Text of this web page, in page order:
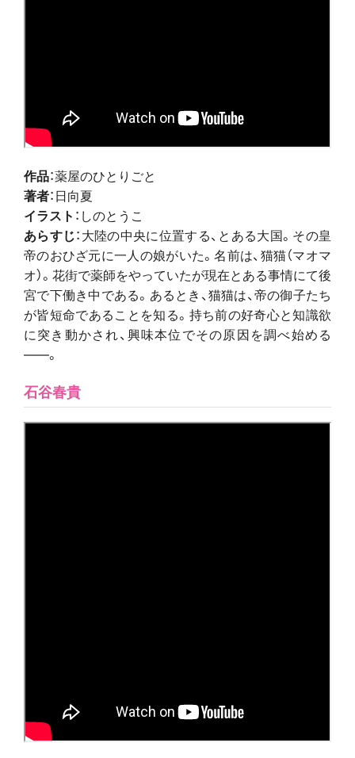
作品：薬屋のひとりごと
著者：日向夏
イラスト ：しのとうこ
あらすじ：大陸の中央に位置する、とある大国。その皇
帝のおひざ元に一人の娘がいた。名前は、猫猫（マオマ
オ）。花街で薬師をやっていたが現在とある事情にて後
宮で下働き中である。あるとき、猫猫は、帝の御子たち
が皆短命であることを知る。持ち前の好奇心と知識欲
に突き動かされ、興味本位でその原因を調べ始める
――。
石谷春貴